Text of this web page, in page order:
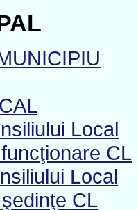
Local
CL
Local
CL